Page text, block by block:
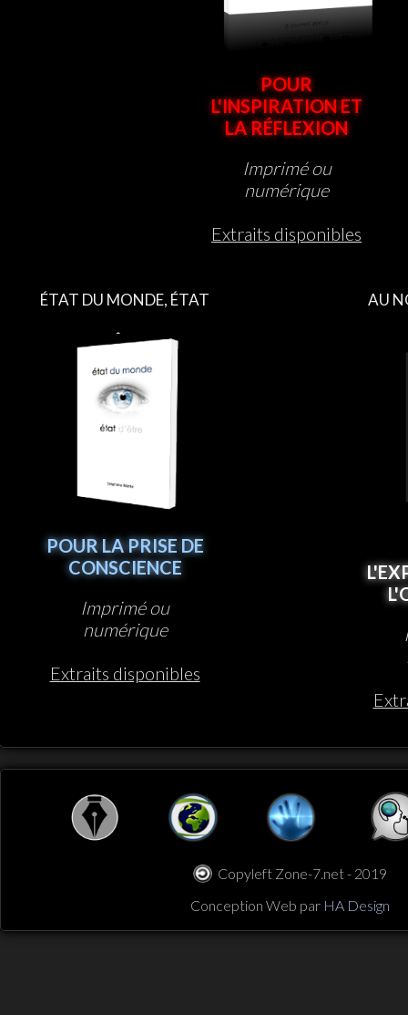
POUR
L'INSPIRATION ET
LA RÉFLEXION
Imprimé ou
numérique
Extraits disponibles
ÉTAT DU MONDE, ÉTAT
D’ÊTRE
POUR LA PRISE DE
CONSCIENCE
Imprimé ou
numérique
Extraits disponibles
AU
Copyleft Zone-7.net - 2019
Conception Web par HA Design